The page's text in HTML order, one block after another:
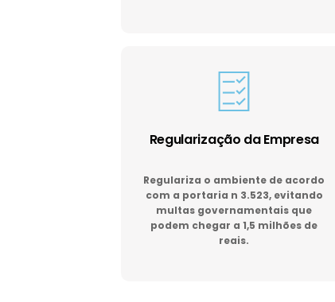
Regularização da Empresa
Regulariza o ambiente de acordo
com a portaria n 3.523, evitando
multas governamentais que
podem chegar a 1,5 milhões de
reais.